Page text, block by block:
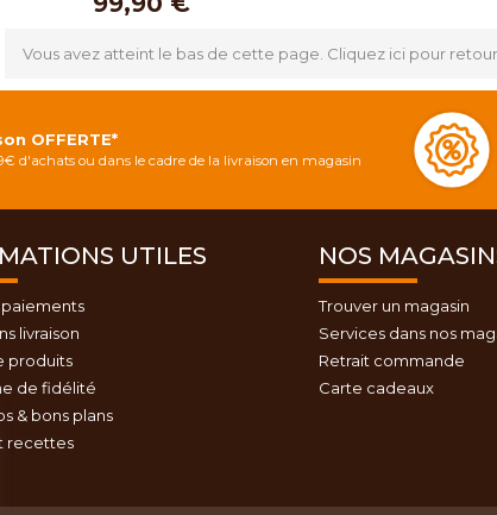
Vous avez atteint le bas de cette page. Cliquez ici pour
OFFERTE*
d'achats ou dans le cadre de la livraison en magasin
UTILES
livraison
produits
de fidélité
& bons plans
recettes
NOS
Trouver un magasin
Services dans nos
Retrait commande
Carte cadeaux